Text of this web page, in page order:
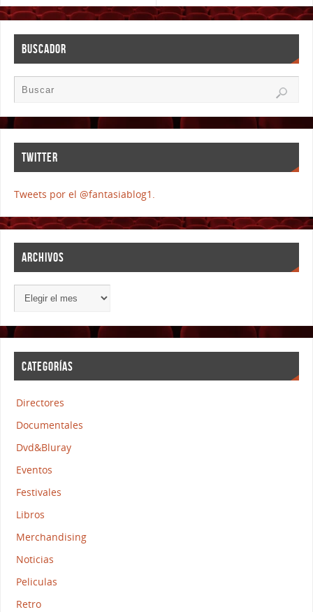
BUSCADOR
TWITTER
Tweets por el @fantasiablog1.
ARCHIVOS
CATEGORÍAS
Directores
Documentales
Dvd&Bluray
Eventos
Festivales
Libros
Merchandising
Noticias
Peliculas
Retro